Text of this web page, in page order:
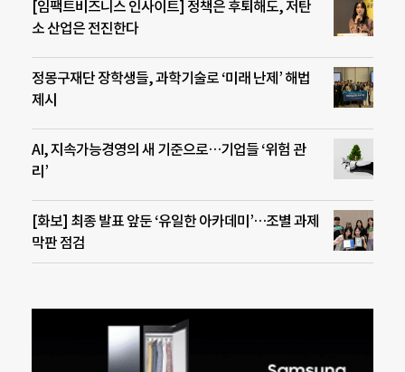
[임팩트비즈니스 인사이트] 정책은 후퇴해도, 저탄
소 산업은 전진한다
정몽구재단 장학생들, 과학기술로 ‘미래 난제’ 해법
제시
AI, 지속가능경영의 새 기준으로…기업들 ‘위험 관
리’
[화보] 최종 발표 앞둔 ‘유일한 아카데미’…조별 과제
막판 점검